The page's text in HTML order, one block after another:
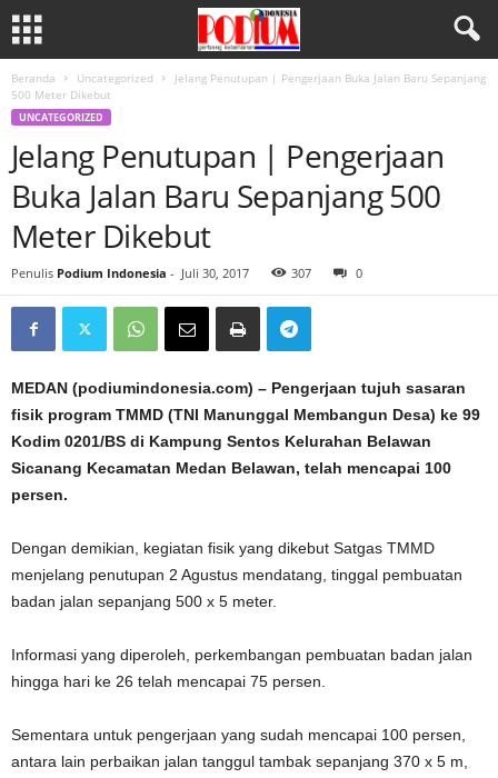
Beranda Uncategorized
Jelang Penutupan | Pengerjaan Buka Jalan Baru Sepanjang
500 Meter Dikebut
UNCATEGORIZED
Jelang Penutupan | Pengerjaan
Buka Jalan Baru Sepanjang 500
Meter Dikebut
Penulis Podium Indonesia - Juli 30, 2017 307 0
MEDAN (podiumindonesia.com) – Pengerjaan tujuh sasaran
fisik program TMMD (TNI Manunggal Membangun Desa) ke 99
Kodim 0201/BS di Kampung Sentos Kelurahan Belawan
Sicanang Kecamatan Medan Belawan, telah mencapai 100
persen.
Dengan demikian, kegiatan fisik yang dikebut Satgas TMMD
menjelang penutupan 2 Agustus mendatang, tinggal pembuatan
badan jalan sepanjang 500 x 5 meter.
Informasi yang diperoleh, perkembangan pembuatan badan jalan
hingga hari ke 26 telah mencapai 75 persen.
Sementara untuk pengerjaan yang sudah mencapai 100 persen,
antara lain perbaikan jalan tanggul tambak sepanjang 370 x 5 m,